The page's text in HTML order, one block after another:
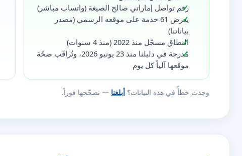
رقم تواصل إماراتي صالح الصيغة (واتساب مباشر)
يعرض 61 خدمة على موقعه الرسمي (مصدر
بياناتنا)
النطاق مسجّل منذ 2022 (منذ 4 سنوات)
مُدرجة في دليلنا منذ 23 يونيو 2026، وتُراقَب صحّة
موقعها آلياً كل يوم
وجدت خطأً في هذه البيانات؟ أبلغنا — نصحّحها فوراً.